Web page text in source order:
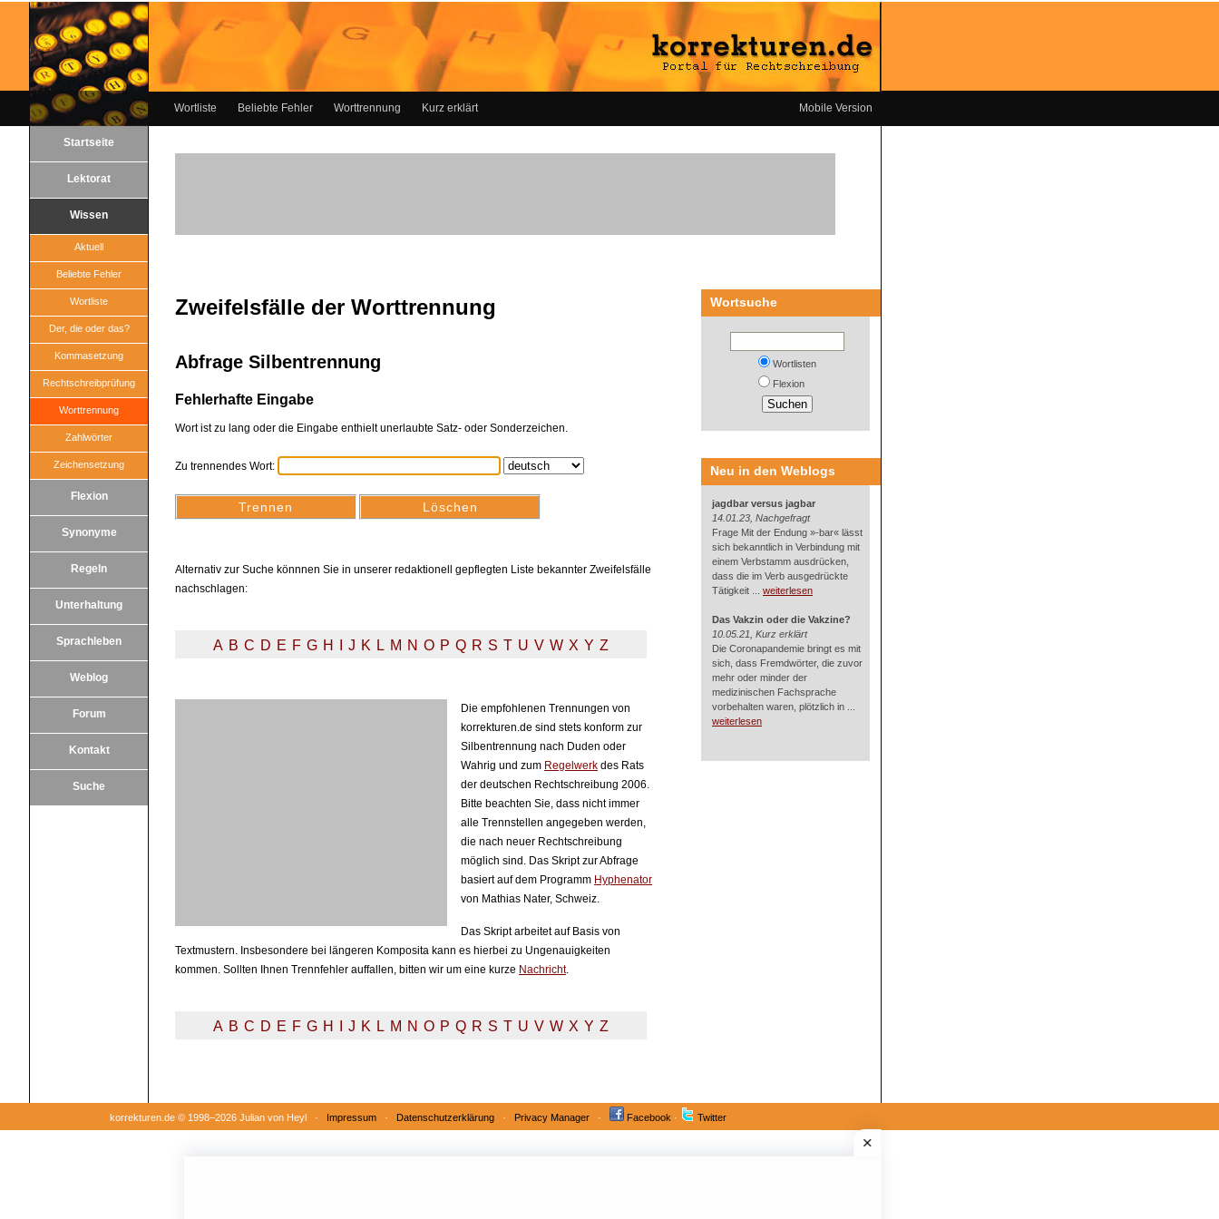
Wortliste Beliebte Fehler Worttrennung Kurz erklärt Mobile Version
Startseite
Lektorat
Wissen
Aktuell
Beliebte Fehler
Wortliste
Der, die oder das?
Kommasetzung
Rechtschreibprüfung
Worttrennung
Zahlwörter
Zeichensetzung
Flexion
Synonyme
Regeln
Unterhaltung
Sprachleben
Weblog
Forum
Kontakt
Suche
Zweifelsfälle der Worttrennung
Abfrage Silbentrennung
Fehlerhafte Eingabe
Wort ist zu lang oder die Eingabe enthielt unerlaubte Satz- oder Sonderzeichen.
Zu trennendes Wort:
Alternativ zur Suche könnnen Sie in unserer redaktionell gepflegten Liste bekannter Zweifelsfälle
nachschlagen:
A B C D E F G H J K L M N O P Q R S T U V W X Y Z
Die empfohlenen Trennungen von
korrekturen.de sind stets konform zur
Silbentrennung nach Duden oder
Wahrig und zum Regelwerk des Rats
der deutschen Rechtschreibung 2006.
Bitte beachten Sie, dass nicht immer
alle Trennstellen angegeben werden,
die nach neuer Rechtschreibung
möglich sind. Das Skript zur Abfrage
basiert auf dem Programm Hyphenator
von Mathias Nater, Schweiz.
Das Skript arbeitet auf Basis von
Textmustern. Insbesondere bei längeren Komposita kann es hierbei zu Ungenauigkeiten
kommen. Sollten Ihnen Trennfehler auffallen, bitten wir um eine kurze Nachricht.
A B C D E F G H J K L M N O P Q R S T U V W X Y Z
Wortsuche
Wortlisten
Flexion
Neu in den Weblogs
jagdbar versus jagbar
14.01.23, Nachgefragt
Frage Mit der Endung »-bar« lässt
sich bekanntlich in Verbindung mit
einem Verbstamm ausdrücken,
dass die im Verb ausgedrückte
Tätigkeit ... weiterlesen
Das Vakzin oder die Vakzine?
10.05.21, Kurz erklärt
Die Coronapandemie bringt es mit
sich, dass Fremdwörter, die zuvor
mehr oder minder der
medizinischen Fachsprache
vorbehalten waren, plötzlich in ...
weiterlesen
korrekturen.de © 1998–2026 Julian von Heyl · Impressum · Datenschutzerklärung · Privacy Manager · Facebook · Twitter